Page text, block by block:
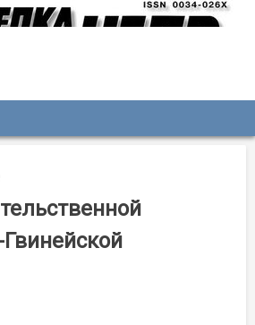
недр»
на сайте журнала «Разведка
Гвинейской